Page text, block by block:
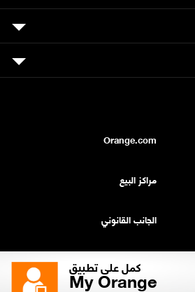
كمل على تطبيق
My Orange
Orange.com
مراكز البيع
الجانب القانوني